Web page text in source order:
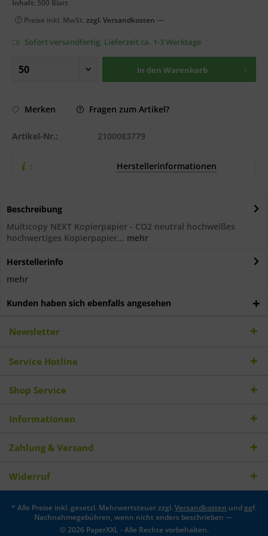
Inhalt: 500 Blatt
Preise inkl. MwSt. zzgl. Versandkosten —
Sofort versandfertig, Lieferzeit ca. 1-3 Werktage
In den Warenkorb
Merken Fragen zum Artikel?
Artikel-Nr.: 2100083779
: Herstellerinformationen
Beschreibung
Multicopy NEXT Kopierpapier - CO2 neutral hochweißes
hochwertiges Kopierpapier... mehr
Herstellerinfo
mehr
Kunden haben sich ebenfalls angesehen
Newsletter
Service Hotline
Shop Service
Informationen
Zahlung & Versand
Widerruf
* Alle Preise inkl. gesetzl. Mehrwertsteuer zzgl.Versandkosten und ggf.
Nachnahmegebühren, wenn nicht anders beschrieben —
© 2026 PaperXXL - Alle Rechte vorbehalten.